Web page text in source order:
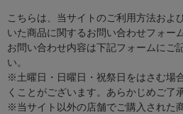
こちらは、当サイトのご利用方法およ
いた商品に関するお問い合わせフォー
お問い合わせ内容は下記フォームにご
い。
※土曜日・日曜日・祝祭日をはさむ場
くことがございます。あらかじめご了
※当サイト以外の店舗でご購入された